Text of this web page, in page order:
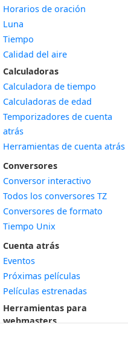
Horarios de oración
Luna
Tiempo
Calidad del aire
Calculadoras
Calculadora de tiempo
Calculadoras de edad
Temporizadores de cuenta
atrás
Herramientas de cuenta atrás
Conversores
Conversor interactivo
Todos los conversores TZ
Conversores de formato
Tiempo Unix
Cuenta atrás
Eventos
Próximas películas
Películas estrenadas
Herramientas para
webmasters